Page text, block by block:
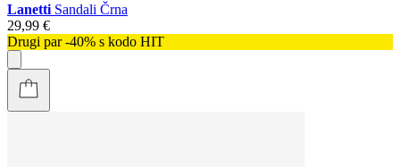
Lanetti Sandali Črna
29,99 €
Drugi par -40% s kodo HIT